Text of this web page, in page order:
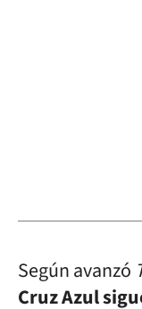
Según avanzó
Cruz Azul